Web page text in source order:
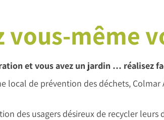
vous-même
et vous avez un jardin … réalisez
local de prévention des déchets,
des usagers désireux de recycler